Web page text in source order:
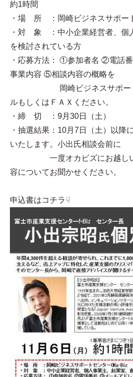
約1時間
・場 所 ：岡崎ビジネスサポー
・対 象 ：中小企業経営者、個
を検討されている方
・応募方法： ①参加者名 ②電話
事業内容 ⑤相談内容の概略を
岡崎ビジネスサポートセ
ルもしくはＦＡＸください。
・締 切 ：9月30日（土）
・抽選結果：10月7日（土）以降
いたします。小出氏相談会前に
一度オカビズにお越しいた
容についてお聞かせください。
申込書はコチラ☟